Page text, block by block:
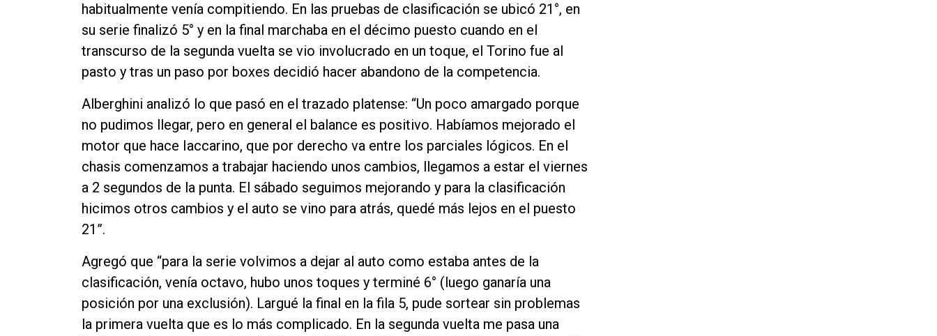
habitualmente venía compitiendo. En las pruebas de clasificación se ubicó 21°, en
su serie finalizó 5° y en la final marchaba en el décimo puesto cuando en el
transcurso de la segunda vuelta se vio involucrado en un toque, el Torino fue al
pasto y tras un paso por boxes decidió hacer abandono de la competencia.
Alberghini analizó lo que pasó en el trazado platense: “Un poco amargado porque
no pudimos llegar, pero en general el balance es positivo. Habíamos mejorado el
motor que hace Iaccarino, que por derecho va entre los parciales lógicos. En el
chasis comenzamos a trabajar haciendo unos cambios, llegamos a estar el viernes
a 2 segundos de la punta. El sábado seguimos mejorando y para la clasificación
hicimos otros cambios y el auto se vino para atrás, quedé más lejos en el puesto
21”.
Agregó que “para la serie volvimos a dejar al auto como estaba antes de la
clasificación, venía octavo, hubo unos toques y terminé 6° (luego ganaría una
posición por una exclusión). Largué la final en la fila 5, pude sortear sin problemas
la primera vuelta que es lo más complicado. En la segunda vuelta me pasa una